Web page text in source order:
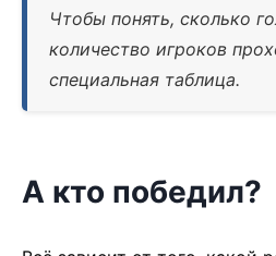
Чтобы понять, сколько
количество игроков
специальная таблица.
А кто победил?